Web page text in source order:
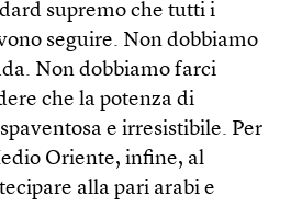
supremo che tutti i
seguire. Non dobbiamo
Non dobbiamo farci
che la potenza di
e irresistibile. Per
Oriente, infine, al
alla pari arabi e